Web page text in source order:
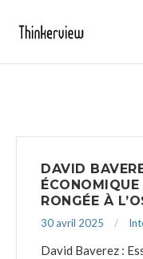
DAVID
ÉCONOMIQUE
RONGÉE À
30 avril 2025
David Baverez :